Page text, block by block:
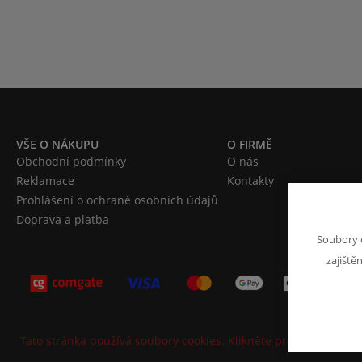
VŠE O NÁKUPU
Obchodní podmínky
Reklamace
Prohlášení o ochraně osobních údajů
Doprava a platba
O FIRMĚ
O nás
Kontakty
Tato stránka používá soubory cookies. Klikněte pro více
Soubory